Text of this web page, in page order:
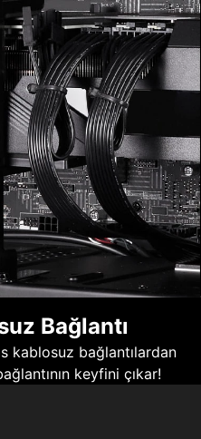
Bağlantı
kablosuz bağlantılardan
keyfini çıkar!